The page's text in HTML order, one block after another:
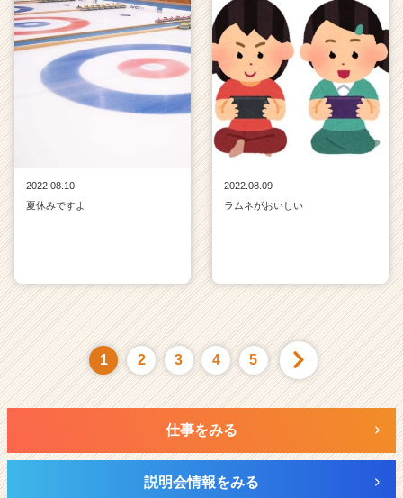
2022.08.10
夏休みですよ
2022.08.09
ラムネがおいしい
1 2 3 4 5
仕事をみる
説明会情報をみる